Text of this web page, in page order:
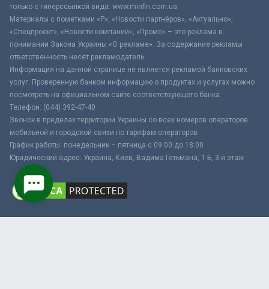
только с гиперссылкой вида: www.minfin.com.ua
Материалы с пометками «Р», «Новости партнёров», «Актуально»,
«Спецпроект», «Новости компаний», «Промо» – это реклама в
понимании Закона Украины «О рекламе». За содержание рекламы
ответственность несёт рекламодатель.
Информация на данной странице не является рекламой банковских
услуг. Проверенную банком информацию о продуктах и услугах можно
посмотреть на официальном сайте соответствующего банка.
Телефон: (044) 392-47-40
Звонок в пределах территории Украины со всех номеров операторов
мобильной и городской связи по тарифам операторов
График работы: понедельник – пятница с 09:00 до 18:00
Юридический адрес: Украина, Киев, Вадима Гетьмана, 1-Б, 3-й этаж